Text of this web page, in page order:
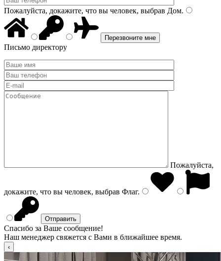
Пожалуйста, докажите, что вы человек, выбрав Дом.
Письмо директору
Пожалуйста,
докажите, что вы человек, выбрав Флаг.
Спасибо за Ваше сообщение!
Наш менеджер свяжется с Вами в ближайшее время.